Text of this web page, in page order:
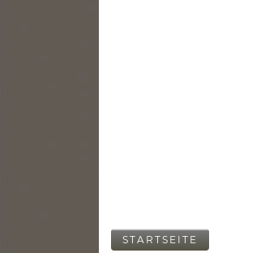
STARTSEITE